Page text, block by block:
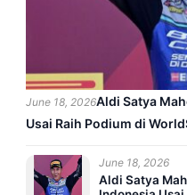
June 18, 2026Aldi Satya
Usai Raih Podium di
June 18, 2026
Aldi Satya